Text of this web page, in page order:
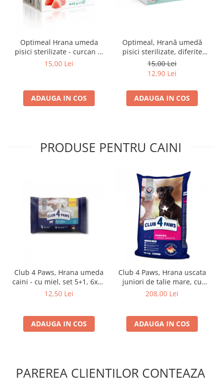
Optimeal Hrana umeda
pisici sterilizate - curcan si
pui in sos, set 3+1,
15,00 Lei
ADAUGA IN COS
Optimeal, Hrană umedă
pisici sterilizate, diferite
arome, (3+1), 0.34kg
15,00 Lei
12,90 Lei
ADAUGA IN COS
PRODUSE PENTRU CAINI
Club 4 Paws, Hrana umeda
caini - cu miel, set 5+1, 6x80
g
12,50 Lei
ADAUGA IN COS
Club 4 Paws, Hrana uscata
juniori de talie mare, cu
pui, 14kg
208,00 Lei
ADAUGA IN COS
PAREREA CLIENTILOR CONTEAZA